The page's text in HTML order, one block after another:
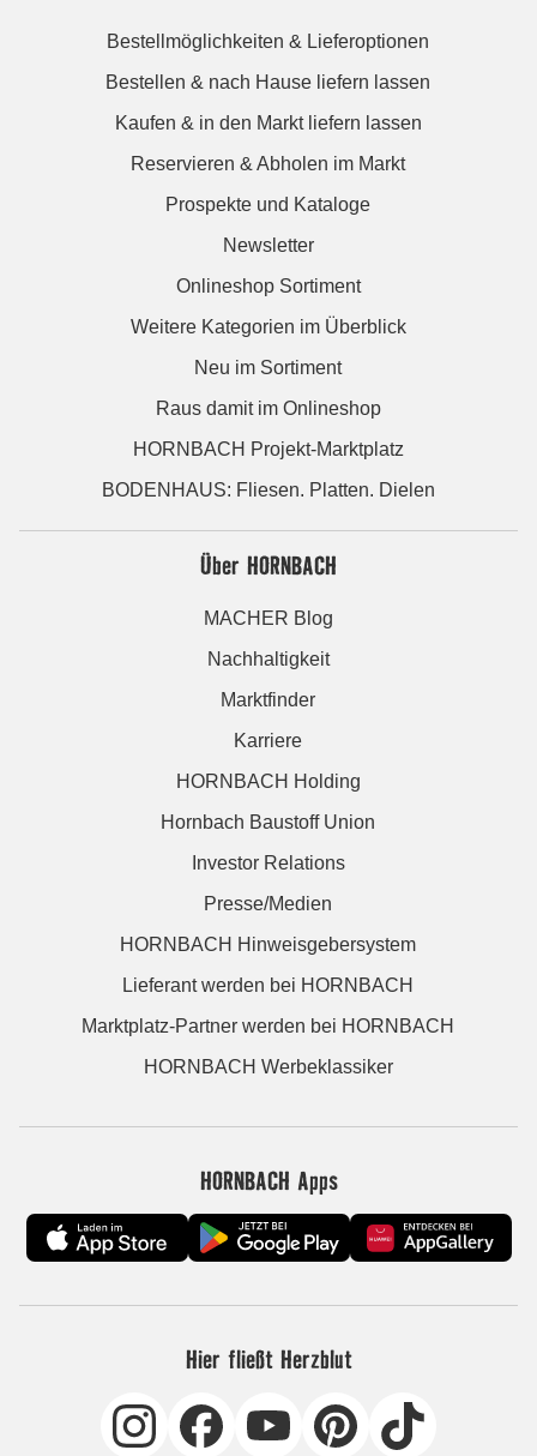
Bestellmöglichkeiten & Lieferoptionen
Bestellen & nach Hause liefern lassen
Kaufen & in den Markt liefern lassen
Reservieren & Abholen im Markt
Prospekte und Kataloge
Newsletter
Onlineshop Sortiment
Weitere Kategorien im Überblick
Neu im Sortiment
Raus damit im Onlineshop
HORNBACH Projekt-Marktplatz
BODENHAUS: Fliesen. Platten. Dielen
Über HORNBACH
MACHER Blog
Nachhaltigkeit
Marktfinder
Karriere
HORNBACH Holding
Hornbach Baustoff Union
Investor Relations
Presse/Medien
HORNBACH Hinweisgebersystem
Lieferant werden bei HORNBACH
Marktplatz-Partner werden bei HORNBACH
HORNBACH Werbeklassiker
HORNBACH Apps
Hier fließt Herzblut